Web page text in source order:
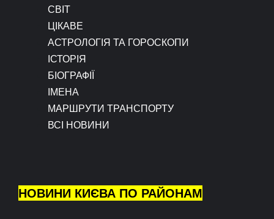
СВІТ
ЦІКАВЕ
АСТРОЛОГІЯ ТА ГОРОСКОПИ
ІСТОРІЯ
БІОГРАФІЇ
ІМЕНА
МАРШРУТИ ТРАНСПОРТУ
ВСІ НОВИНИ
НОВИНИ КИЄВА ПО РАЙОНАМ